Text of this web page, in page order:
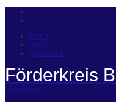
Login
Suche
Impressum
Förderkreis
Navigation